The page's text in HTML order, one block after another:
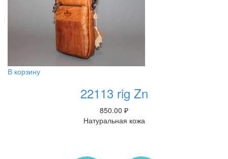
В корзину
22113 rig Zn
850.00 ₽
Натуральная кожа